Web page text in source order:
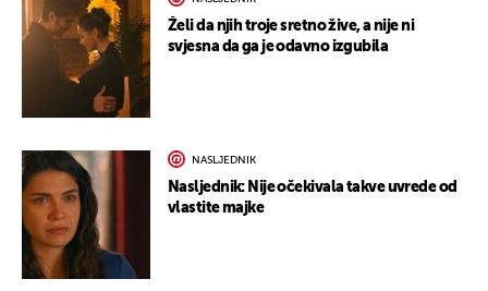
Želi da njih troje sretno žive, a nije ni
svjesna da ga je odavno izgubila
NASLJEDNIK
Nasljednik: Nije očekivala takve uvrede od
vlastite majke